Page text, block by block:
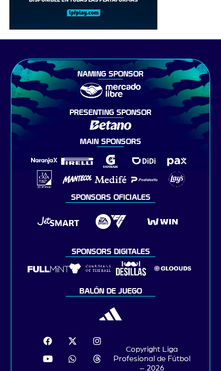
NAMING SPONSOR
PRESENTING SPONSOR
MAIN SPONSORS
SPONSORS OFICIALES
SPONSORS DIGITALES
BALÓN DE JUEGO
Copyright Liga
Profesional de Fútbol
– 2026